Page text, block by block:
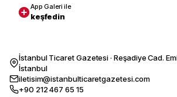
App Galeri ile
keşfedin
İstanbul Ticaret Gazetesi · Reşadiye Cad.
İstanbul
iletisim@istanbulticaretgazetesi.com
+90 212 467 65 15